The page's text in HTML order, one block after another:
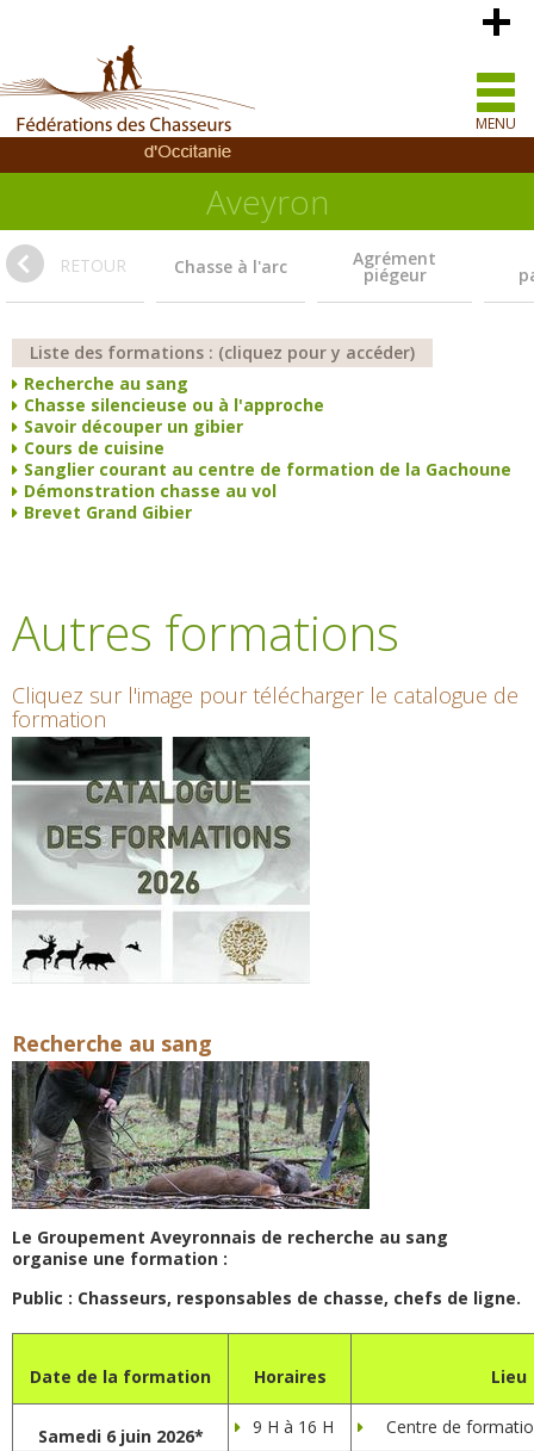
MENU
Aveyron
RETOUR Chasse à l'arc Agrément
piégeur
Liste des formations : (cliquez pour y accéder)
Recherche au sang
Chasse silencieuse ou à l'approche
Savoir découper un gibier
Cours de cuisine
Sanglier courant au centre de formation de la Gachoune
Démonstration chasse au vol
Brevet Grand Gibier
Autres formations
Cliquez sur l'image pour télécharger le catalogue de
formation
Recherche au sang
Le Groupement Aveyronnais de recherche au sang
organise une formation :
Public : Chasseurs, responsables de chasse, chefs de ligne.
Date de la formation Horaires Lieu
Samedi 6 juin 2026* 9 H à 16 H Centre de